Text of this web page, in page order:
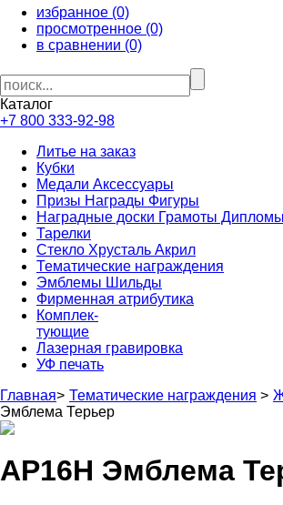
избранное (0)
просмотренное (0)
в сравнении (0)
Каталог
+7 800 333-92-98
Литье на заказ
Кубки
Медали Аксессуары
Призы Награды Фигуры
Наградные доски Грамоты Дипломы
Тарелки
Стекло Хрусталь Акрил
Тематические награждения
Эмблемы Шильды
Фирменная атрибутика
Комплек-
тующие
Лазерная гравировка
УФ печать
Главная> Тематические награждения >
Эмблема Терьер
AP16H Эмблема